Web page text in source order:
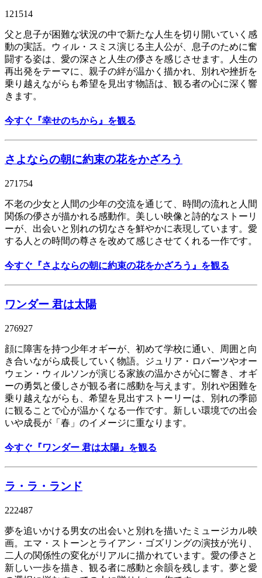
121514
父と息子が困難な状況の中で新たな人生を切り開いていく感
動の実話。ウィル・スミス演じる主人公が、息子のために奮
闘する姿は、愛の深さと人生の儚さを感じさせます。人生の
再出発をテーマに、親子の絆が温かく描かれ、別れや挫折を
乗り越えながらも希望を見出す物語は、観る者の心に深く響
きます。
今すぐ『幸せのちから』を観る
さよならの朝に約束の花をかざろう
271754
不老の少女と人間の少年の交流を通じて、時間の流れと人間
関係の儚さが描かれる感動作。美しい映像と詩的なストーリ
ーが、出会いと別れの切なさを鮮やかに表現しています。愛
する人との時間の尊さを改めて感じさせてくれる一作です。
今すぐ『さよならの朝に約束の花をかざろう 』を観る
ワンダー 君は太陽
276927
顔に障害を持つ少年オギーが、初めて学校に通い、周囲と向
き合いながら成長していく物語。ジュリア・ロバーツやオー
ウェン・ウィルソンが演じる家族の温かさが心に響き、オギ
ーの勇気と優しさが観る者に感動を与えます。別れや困難を
乗り越えながらも、希望を見出すストーリーは、別れの季節
に観ることで心が温かくなる一作です。新しい環境での出会
いや成長が「春」のイメージに重なります。
今すぐ『ワンダー 君は太陽』を観る
ラ・ラ・ランド
222487
夢を追いかける男女の出会いと別れを描いたミュージカル映
画。エマ・ストーンとライアン・ゴズリングの演技が光り、
二人の関係性の変化がリアルに描かれています。愛の儚さと
新しい一歩を描き、観る者に感動と余韻を残します。夢と愛